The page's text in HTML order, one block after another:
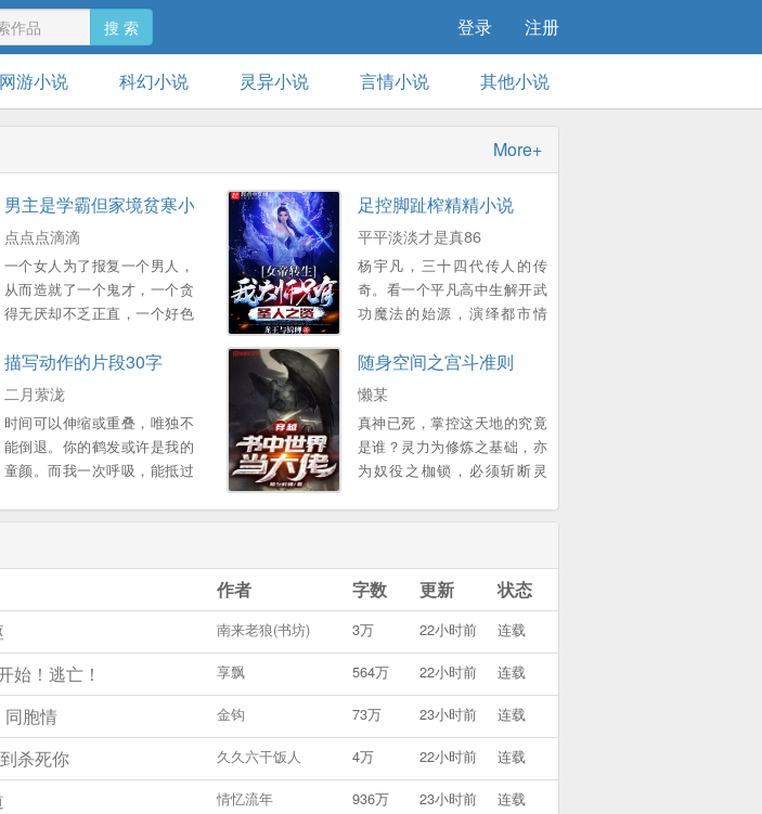
搜 索 登录 注册
网游小说 科幻小说 灵异小说 言情小说 其他小说
More+
男主是学霸但家境贫寒小说
点点点滴滴
一个女人为了报复一个男人，
从而造就了一个鬼才，一个贪
得无厌却不乏正直，一个好色
鸡飞狗跳，却步步高升，成就
一生功名的人.说他是混官也
行，说他是能吏也可，只
要......
足控脚趾榨精精小说
平平淡淡才是真86
杨宇凡，三十四代传人的传
奇。看一个平凡高中生解开武
功魔法的始源，演绎都市情
系吗？毁天灭地的精神能量究
竟是怎么产生的，武功的修练
是怎么的玄奥？让主人公杨宇
凡......
描写动作的片段30字
二月萦泷
时间可以伸缩或重叠，唯独不
能倒退。你的鹤发或许是我的
童颜。而我一次呼吸，能抵过
新世界崛起，强者制衡，弱者
霆！!---------------他们一来便弑
物链下的每一次交替争锋都是
你死我活，在无法和解的物竞
天择之下，我们每一个弱小的
生命都会变成一颗颗闪烁的星
火，最终星火会燎原，人心会
沸腾，照亮整个时空。让这个
支离破碎的世界，黑暗遮天的
宇宙，恢复最初的模样……人
随身空间之宫斗准则
懒某
真神已死，掌控这天地的究竟
是谁？灵力为修炼之基础，亦
为奴役之枷锁，必须斩断灵
之真实。在命运的牵引下，夜
界，斩灵而成神！本站提示：
各位书友要是觉得《斩灵之
神》还不错的话请不要忘记向
您QQ群和微博里的朋友推荐
哦！
作者 字数 更新 状态
南来老狼(书坊) 3万 22小时前 连载
始！逃亡！ 享飘 564万 22小时前 连载
同胞情 金钩 73万 23小时前 连载
杀死你 久久六干饭人 4万 22小时前 连载
情忆流年 936万 23小时前 连载